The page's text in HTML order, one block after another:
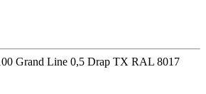
Grand Line 0,5 Drap ТХ RAL 8017